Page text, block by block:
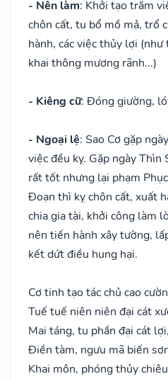
- Nên làm: Khởi tạo trăm
chôn cất, tu bổ mồ mả, trổ
hành, các việc thủy lợi (như
khai thông mương rãnh...)
- Kiêng cữ: Đóng giường,
- Ngoại lệ: Sao Cơ gặp
việc đều kỵ. Gặp ngày Thìn
rất tốt nhưng lại phạm
Đoạn thì kỵ chôn cất, xuất
chia gia tài, khởi công làm
nên tiến hành xây tường,
kết dứt điều hung hại.
Cơ tinh tạo tác chủ cao
Tuế tuế niên niên đại cát
Mai táng, tu phần đại cát lợi,
Điền tàm, ngưu mã biến
Khai môn, phóng thủy